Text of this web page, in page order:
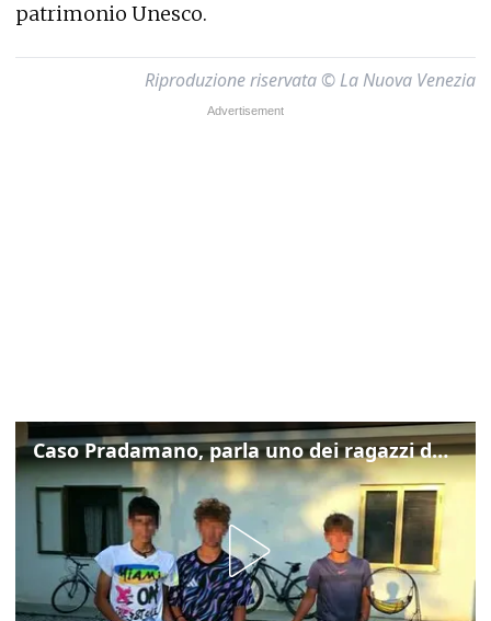
patrimonio Unesco.
Riproduzione riservata © La Nuova Venezia
Caso Pradamano, parla uno dei ragazzi denunciati per la limonata: "Volevo anche aiutare i miei"